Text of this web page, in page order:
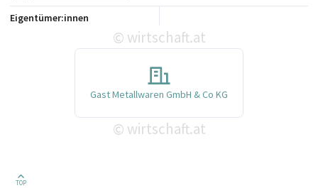
Eigentümer:innen
© wirtschaft.at
Gast Metallwaren GmbH & Co KG
© wirtschaft.at
TOP